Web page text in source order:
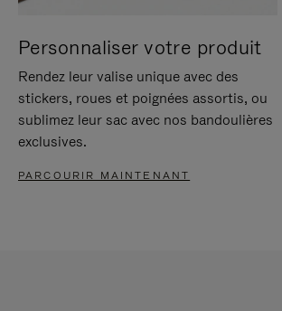
Personnaliser votre produit
Rendez leur valise unique avec des
stickers, roues et poignées assortis, ou
sublimez leur sac avec nos bandoulières
exclusives.
PARCOURIR MAINTENANT